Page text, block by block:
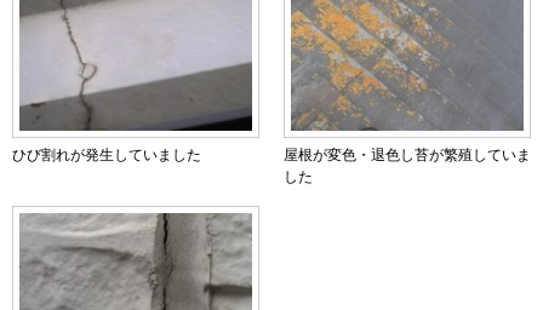
ひび割れが発生していました
屋根が変色・退色し苔が繁殖していま
した